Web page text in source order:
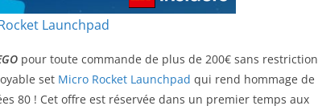
Launchpad
pour toute commande de plus de 200€ sans restriction
set Micro Rocket Launchpad qui rend hommage de
80 ! Cet offre est réservée dans un premier temps aux